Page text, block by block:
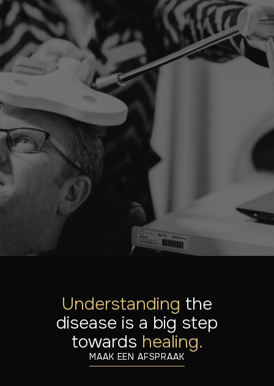
LATEN WE SAMEN JOUW SITUATIE BEKIJKEN
Klaar om te eerste stap
te zetten?
Onze specialisten staan klaar om je te helpen. Ontdek
welke behandelingen mogelijk zijn of plan een
consultatie.
MAAK EEN AFSPRAAK ONTDEK ALLE AANDOENINGEN
Understanding the
disease is a big step
towards healing.
MAAK EEN AFSPRAAK